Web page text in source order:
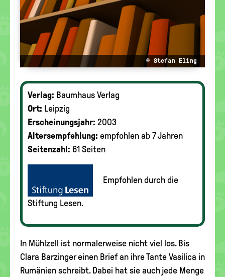
© Stefan Eling
Verlag: Baumhaus Verlag
Ort: Leipzig
Erscheinungsjahr: 2003
Altersempfehlung: empfohlen ab 7 Jahren
Seitenzahl: 61 Seiten
Empfohlen durch die
Stiftung Lesen.
In Mühlzell ist normalerweise nicht viel los. Bis
Clara Barzinger einen Brief an ihre Tante Vasilica in
Rumänien schreibt. Dabei hat sie auch jede Menge